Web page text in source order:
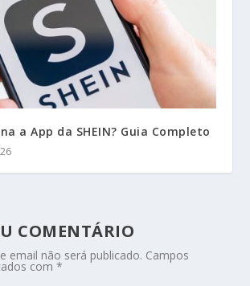
a App da SHEIN? Guia Completo
COMENTÁRIO
email não será publicado. Campos
com*